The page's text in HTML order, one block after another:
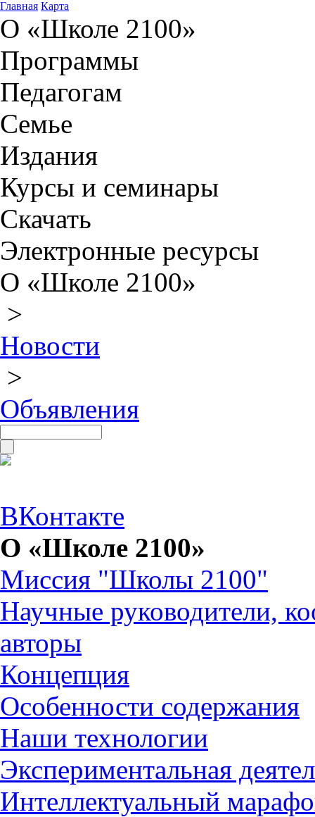
Главная Карта
О «Школе 2100»
Программы
Педагогам
Семье
Издания
Курсы и семинары
Скачать
Электронные ресурсы
О «Школе 2100»
>
Новости
>
Объявления
ВКонтакте
О «Школе 2100»
Миссия "Школы 2100"
Научные руководители,
авторы
Концепция
Особенности содержания
Наши технологии
Экспериментальная
Интеллектуальный